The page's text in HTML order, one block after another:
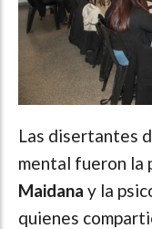
Las disertantes
mental fueron la
Maidana y la
quienes